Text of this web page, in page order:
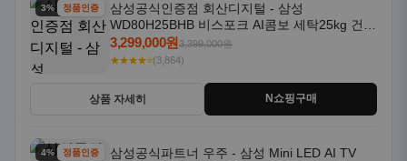
3% 할인정품인증
삼성공식인증점 회산디지털 - 삼성
WD80H25BHB 비스포크 AI콤보 세탁25kg 건조
18kg 26년형 일체형 1등급
3,299,000원3,399,000원
★★★★⭐(3,864)
상품 자세히 N쇼핑구매
4% 할인정품인증
삼성공식파트너 우주 - 삼성 Mini LED AI TV